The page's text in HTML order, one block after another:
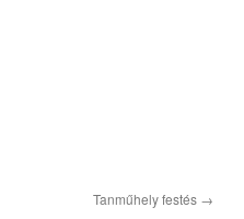
Tanműhely festés →